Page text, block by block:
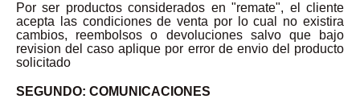
Por ser productos considerados en "remate", el cliente
acepta las condiciones de venta por lo cual no existira
cambios, reembolsos o devoluciones salvo que bajo
revision del caso aplique por error de envio del producto
solicitado
SEGUNDO: COMUNICACIONES